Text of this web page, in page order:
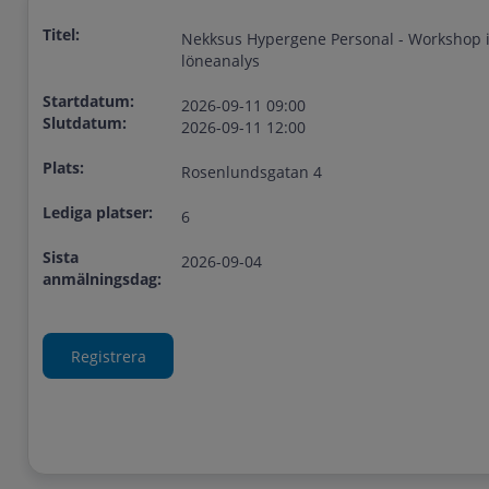
Titel:
Nekksus Hypergene Personal - Workshop i
löneanalys
Startdatum:
Slutdatum:
2026-09-11 09:00
2026-09-11 12:00
Plats:
Rosenlundsgatan 4
Lediga platser:
6
Sista
anmälningsdag:
2026-09-04